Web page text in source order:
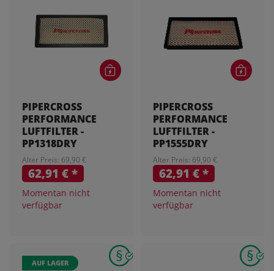
PIPERCROSS
PERFORMANCE
LUFTFILTER -
PP1318DRY
Alter Preis: 69,90 €
62,91 €*
Momentan nicht
verfügbar
PIPERCROSS
PERFORMANCE
LUFTFILTER -
PP1555DRY
Alter Preis: 69,90 €
62,91 €*
Momentan nicht
verfügbar
AUF LAGER